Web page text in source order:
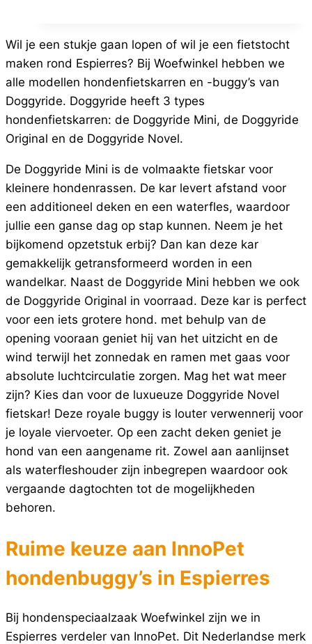
Wil je een stukje gaan lopen of wil je een fietstocht
maken rond Espierres? Bij Woefwinkel hebben we
alle modellen hondenfietskarren en -buggy’s van
Doggyride. Doggyride heeft 3 types
hondenfietskarren: de Doggyride Mini, de Doggyride
Original en de Doggyride Novel.
De Doggyride Mini is de volmaakte fietskar voor
kleinere hondenrassen. De kar levert afstand voor
een additioneel deken en een waterfles, waardoor
jullie een ganse dag op stap kunnen. Neem je het
bijkomend opzetstuk erbij? Dan kan deze kar
gemakkelijk getransformeerd worden in een
wandelkar. Naast de Doggyride Mini hebben we ook
de Doggyride Original in voorraad. Deze kar is perfect
voor een iets grotere hond. met behulp van de
opening vooraan geniet hij van het uitzicht en de
wind terwijl het zonnedak en ramen met gaas voor
absolute luchtcirculatie zorgen. Mag het wat meer
zijn? Kies dan voor de luxueuze Doggyride Novel
fietskar! Deze royale buggy is louter verwennerij voor
je loyale viervoeter. Op een zacht deken geniet je
hond van een aangename rit. Zowel aan aanlijnset
als waterfleshouder zijn inbegrepen waardoor ook
vergaande dagtochten tot de mogelijkheden
behoren.
Ruime keuze aan InnoPet
hondenbuggy’s in Espierres
Bij hondenspeciaalzaak Woefwinkel zijn we in
Espierres verdeler van InnoPet. Dit Nederlandse merk